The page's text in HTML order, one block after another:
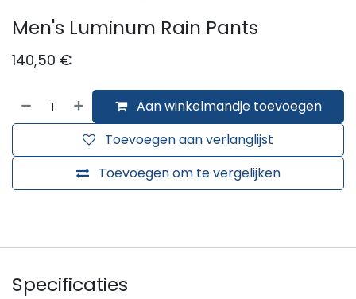
Men's Luminum Rain Pants
140,50 €
Aan winkelmandje toevoegen
Toevoegen om te vergelijken
Toevoegen aan verlanglijst
Specificaties